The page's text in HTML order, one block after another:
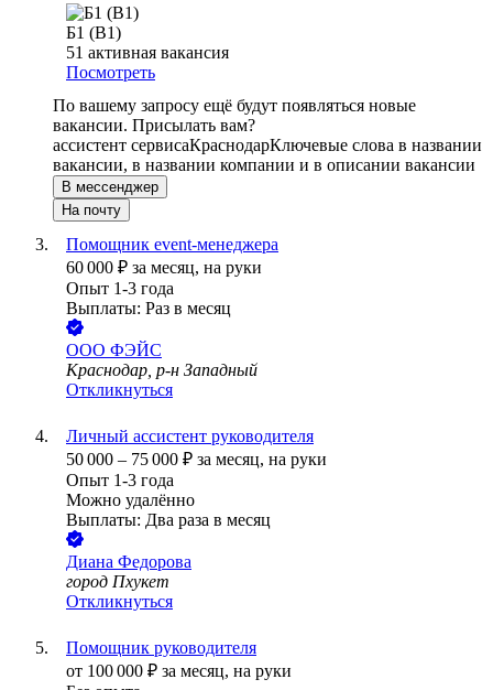
Б1 (B1)
51 активная вакансия
Посмотреть
По вашему запросу ещё будут появляться новые
вакансии. Присылать вам?
ассистент сервисаКраснодарКлючевые слова в названии
вакансии, в названии компании и в описании вакансии
В мессенджер
На почту
Помощник event-менеджера
60 000 ₽ за месяц, на руки
Опыт 1-3 года
Выплаты: Раз в месяц
ООО ФЭЙС
Краснодар, р-н Западный
Откликнуться
Личный ассистент руководителя
50 000 – 75 000 ₽ за месяц, на руки
Опыт 1-3 года
Можно удалённо
Выплаты: Два раза в месяц
Диана Федорова
город Пхукет
Откликнуться
Помощник руководителя
от 100 000 ₽ за месяц, на руки